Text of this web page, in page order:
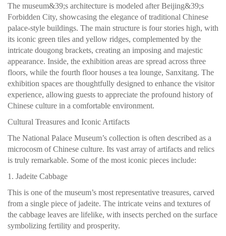
The museum&39;s architecture is modeled after Beijing&39;s
Forbidden City, showcasing the elegance of traditional Chinese
palace-style buildings. The main structure is four stories high, with
its iconic green tiles and yellow ridges, complemented by the
intricate dougong brackets, creating an imposing and majestic
appearance. Inside, the exhibition areas are spread across three
floors, while the fourth floor houses a tea lounge, Sanxitang. The
exhibition spaces are thoughtfully designed to enhance the visitor
experience, allowing guests to appreciate the profound history of
Chinese culture in a comfortable environment.
Cultural Treasures and Iconic Artifacts
The National Palace Museum’s collection is often described as a
microcosm of Chinese culture. Its vast array of artifacts and relics
is truly remarkable. Some of the most iconic pieces include:
1. Jadeite Cabbage
This is one of the museum’s most representative treasures, carved
from a single piece of jadeite. The intricate veins and textures of
the cabbage leaves are lifelike, with insects perched on the surface
symbolizing fertility and prosperity.